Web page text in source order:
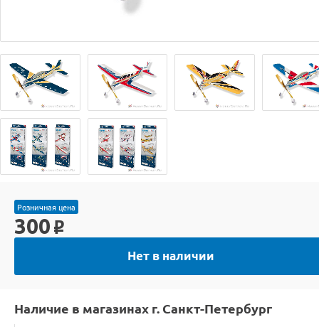
Розничная цена
300 o
Нет в наличии
Наличие в магазинах г. Санкт-Петербург